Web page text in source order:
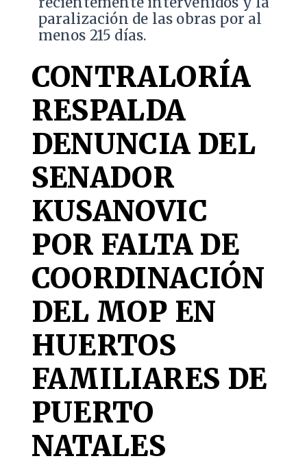
paralización de las obras por al
menos 215 días.
CONTRALORÍA
RESPALDA
DENUNCIA DEL
SENADOR
KUSANOVIC
POR FALTA DE
COORDINACIÓN
DEL MOP EN
HUERTOS
FAMILIARES DE
PUERTO
NATALES